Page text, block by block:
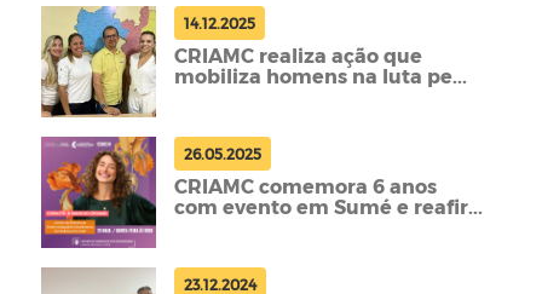
14.12.2025
CRIAMC realiza ação que
mobiliza homens na luta pe...
26.05.2025
CRIAMC comemora 6 anos
com evento em Sumé e reafir...
23.12.2024